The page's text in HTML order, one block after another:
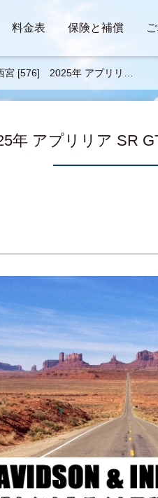
料金表 保険と補償
宮 [576] 2025年 アプリリア
リカが入荷して、最終仕上中
アプリリア SR